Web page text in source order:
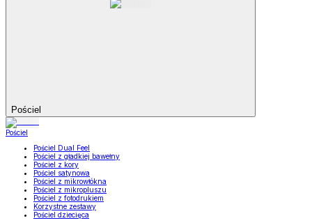
Pościel
Pościel
Pościel Dual Feel
Pościel z gładkiej bawełny
Pościel z kory
Pościel satynowa
Pościel z mikrowłókna
Pościel z mikropluszu
Pościel z fotodrukiem
Korzystne zestawy
Pościel dziecięca